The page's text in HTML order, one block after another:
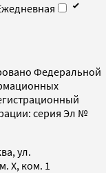
Федеральной
серия Эл №
ул.
X, ком. 1